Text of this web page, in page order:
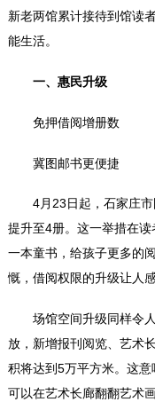
新老两馆累计接待到馆读
能生活。
一、惠民升级
免押借阅增册数
冀图邮书更便捷
4月23日起，石家庄
提升至4册。这一举措在
一本童书，给孩子更多的
慨，借阅权限的升级让人
场馆空间升级同样令
放，新增报刊阅览、艺术
积将达到5万平方米。这
可以在艺术长廊翻翻艺术